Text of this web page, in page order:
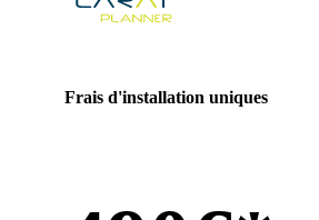
Frais d'installation uniques